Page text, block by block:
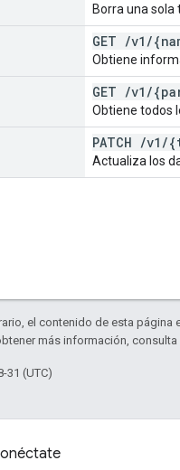
Borra una sola
GET /v1 /
Obtiene
GET /v1 /
Obtiene todos
PATCH /v1 /
Actualiza los
el contenido de esta página
obtener más información, consulta
31 (UTC)